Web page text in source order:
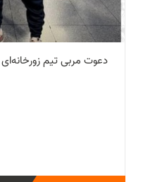
دعوت مربی تیم